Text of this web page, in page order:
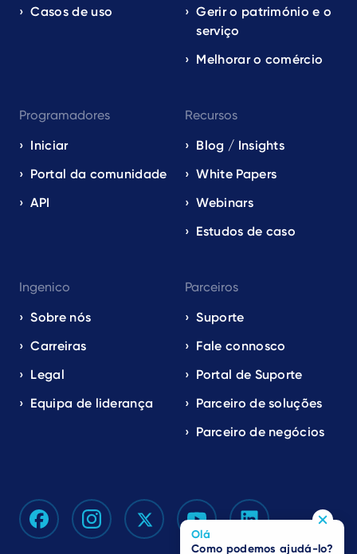
Casos de uso
Gerir o património e o
serviço
Melhorar o comércio
Programadores
Iniciar
Portal da comunidade
API
Recursos
Blog / Insights
White Papers
Webinars
Estudos de caso
Ingenico
Sobre nós
Carreiras
Legal
Equipa de liderança
Parceiros
Suporte
Fale connosco
Portal de Suporte
Parceiro de soluções
Parceiro de negócios
Olá
Como podemos ajudá-lo?